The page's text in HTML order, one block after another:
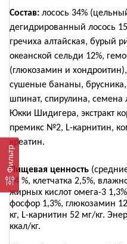
Фильтр
Состав: лосось 34%
дегидрированный лосось
гречиха алтайская, бурый
океанской сельди 12%,
(глюкозамин и
сушеные бананы,
шпинат, спирулина, семена
Юкки Шидигера, экстракт
премикс №2, L-карнитин,
креатин.
Пищевая ценность
14 %, клетчатка 2,5%,
жирных кислот омега-3
фосфор 1,3%, глюкозамин
кг, L-карнитин 52 мг/кг.
ккал/кг.